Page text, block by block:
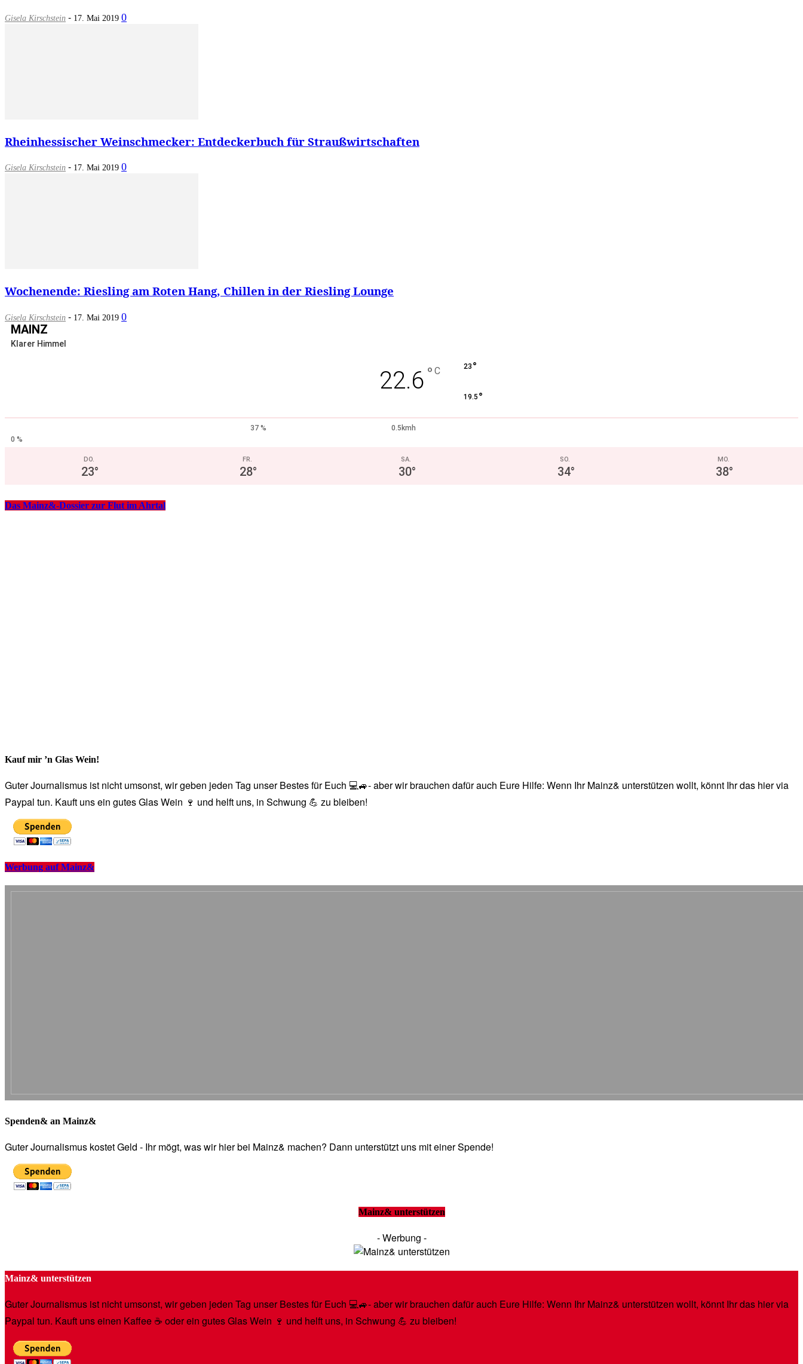
Gisela Kirschstein - 17. Mai 2019 0
Rheinhessischer Weinschmecker: Entdeckerbuch für Straußwirtschaften
Gisela Kirschstein - 17. Mai 2019 0
Wochenende: Riesling am Roten Hang, Chillen in der Riesling Lounge
Gisela Kirschstein - 17. Mai 2019 0
MAINZ
Klarer Himmel
22.6 ° C 23 °
19.5 °
37 %
0.5kmh
0 %
DO.
23°
FR.
28°
SA.
30°
SO.
34°
MO.
38°
Das Mainz&-Dossier zur Flut im Ahrtal
Kauf mir ’n Glas Wein!
Guter Journalismus ist nicht umsonst, wir geben jeden Tag unser Bestes für Euch 💻🚙- aber wir brauchen dafür auch Eure Hilfe: Wenn Ihr Mainz& unterstützen wollt, könnt Ihr das hier via
Paypal tun. Kauft uns ein gutes Glas Wein 🍷 und helft uns, in Schwung 💪 zu bleiben!
Werbung auf Mainz&
Spenden& an Mainz&
Guter Journalismus kostet Geld - Ihr mögt, was wir hier bei Mainz& machen? Dann unterstützt uns mit einer Spende!
Mainz& unterstützen
- Werbung -
Mainz& unterstützen
Guter Journalismus ist nicht umsonst, wir geben jeden Tag unser Bestes für Euch 💻🚙- aber wir brauchen dafür auch Eure Hilfe: Wenn Ihr Mainz& unterstützen wollt, könnt Ihr das hier via
Paypal tun. Kauft uns einen Kaffee ☕️ oder ein gutes Glas Wein 🍷 und helft uns, in Schwung 💪 zu bleiben!